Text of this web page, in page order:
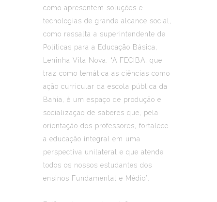
como apresentem soluções e
tecnologias de grande alcance social,
como ressalta a superintendente de
Políticas para a Educação Básica,
Leninha Vila Nova. “A FECIBA, que
traz como temática as ciências como
ação curricular da escola pública da
Bahia, é um espaço de produção e
socialização de saberes que, pela
orientação dos professores, fortalece
a educação integral em uma
perspectiva unilateral e que atende
todos os nossos estudantes dos
ensinos Fundamental e Médio”.